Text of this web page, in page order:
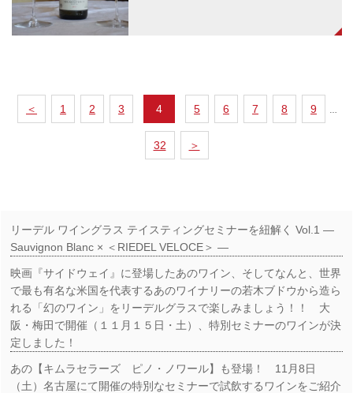
＜ 1 2 3 4 5 6 7 8 9
32 ＞
リーデル ワイングラス テイスティングセミナーを紐解く Vol.1 ―
Sauvignon Blanc × ＜RIEDEL VELOCE＞ ―
映画『サイドウェイ』に登場したあのワイン、そしてなんと、世界
で最も有名な米国を代表するあのワイナリーの若木ブドウから造ら
れる「幻のワイン」をリーデルグラスで楽しみましょう！！ 大
阪・梅田で開催（１１月１５日・土）、特別セミナーのワインが決
定しました！
あの【キムラセラーズ ピノ・ノワール】も登場！ 11月8日
（土）名古屋にて開催の特別なセミナーで試飲するワインをご紹介